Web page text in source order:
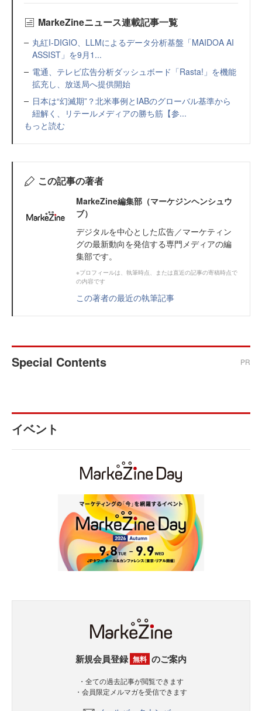
MarkeZineニュース連載記事一覧
丸紅I-DIGIO、LLMによるデータ分析基盤「MAIDOA AI
ASSIST」を9月1...
電通、テレビ広告分析ダッシュボード「Rasta!」を機能
拡充し、放送局へ提供開始
日本は“幻滅期”？北米事例とIABのグローバル基準から
紐解く、リテールメディアの勝ち筋【参...
もっと読む
この記事の著者
MarkeZine編集部（マーケジンヘンシュウ
ブ）
デジタルを中心とした広告／マーケティン
グの最新動向を発信する専門メディアの編
集部です。
※プロフィールは、執筆時点、または直近の記事の寄稿時点で
の内容です
この著者の最近の執筆記事
Special Contents PR
イベント
新規会員登録 無料 のご案内
・全ての過去記事が閲覧できます
・会員限定メルマガを受信できます